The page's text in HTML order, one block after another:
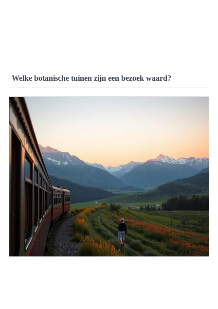
Welke botanische tuinen zijn een bezoek waard?